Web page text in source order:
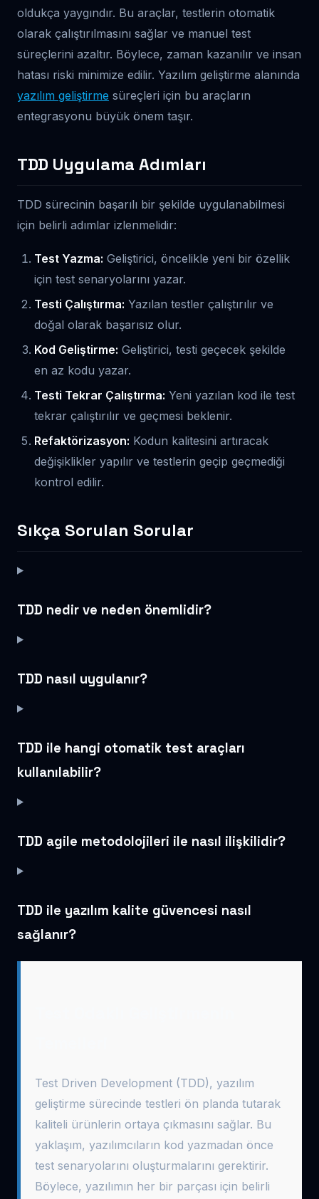
oldukça yaygındır. Bu araçlar, testlerin otomatik
olarak çalıştırılmasını sağlar ve manuel test
süreçlerini azaltır. Böylece, zaman kazanılır ve insan
hatası riski minimize edilir. Yazılım geliştirme alanında
yazılım geliştirme süreçleri için bu araçların
entegrasyonu büyük önem taşır.
TDD Uygulama Adımları
TDD sürecinin başarılı bir şekilde uygulanabilmesi
için belirli adımlar izlenmelidir:
Test Yazma: Geliştirici, öncelikle yeni bir özellik
için test senaryolarını yazar.
Testi Çalıştırma: Yazılan testler çalıştırılır ve
doğal olarak başarısız olur.
Kod Geliştirme: Geliştirici, testi geçecek şekilde
en az kodu yazar.
Testi Tekrar Çalıştırma: Yeni yazılan kod ile test
tekrar çalıştırılır ve geçmesi beklenir.
Refaktörizasyon: Kodun kalitesini artıracak
değişiklikler yapılır ve testlerin geçip geçmediği
kontrol edilir.
Sıkça Sorulan Sorular
TDD nedir ve neden önemlidir?
TDD nasıl uygulanır?
TDD ile hangi otomatik test araçları
kullanılabilir?
TDD agile metodolojileri ile nasıl ilişkilidir?
TDD ile yazılım kalite güvencesi nasıl
sağlanır?
Test Driven Development (TDD), yazılım
geliştirme sürecinde testleri ön planda tutarak
kaliteli ürünlerin ortaya çıkmasını sağlar. Bu
yaklaşım, yazılımcıların kod yazmadan önce
test senaryolarını oluşturmalarını gerektirir.
Böylece, yazılımın her bir parçası için belirli